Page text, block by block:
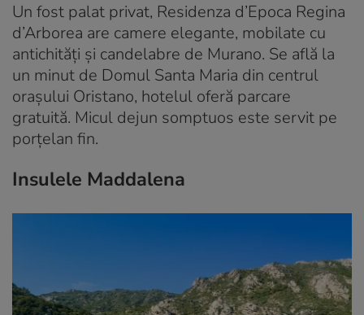
Un fost palat privat, Residenza d’Epoca Regina
d’Arborea are camere elegante, mobilate cu
antichități și candelabre de Murano. Se află la
un minut de Domul Santa Maria din centrul
orașului Oristano, hotelul oferă parcare
gratuită. Micul dejun somptuos este servit pe
porțelan fin.
Insulele Maddalena